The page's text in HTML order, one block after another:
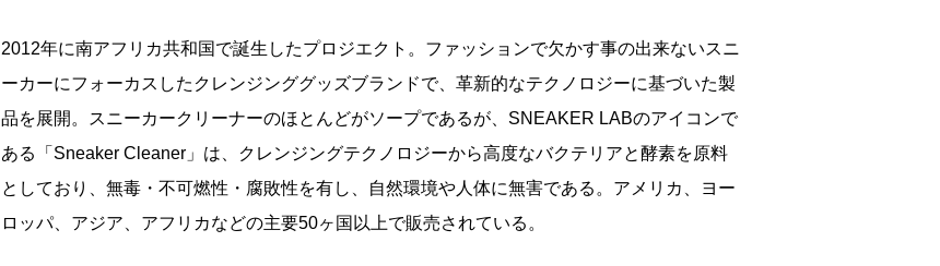
2012年に南アフリカ共和国で誕生したプロジエクト。ファッションで欠かす事の出来ないスニ
ーカーにフォーカスしたクレンジンググッズブランドで、革新的なテクノロジーに基づいた製
品を展開。スニーカークリーナーのほとんどがソープであるが、SNEAKER LABのアイコンで
ある「Sneaker Cleaner」は、クレンジングテクノロジーから高度なバクテリアと酵素を原料
としており、無毒・不可燃性・腐敗性を有し、自然環境や人体に無害である。アメリカ、ヨー
ロッパ、アジア、アフリカなどの主要50ヶ国以上で販売されている。